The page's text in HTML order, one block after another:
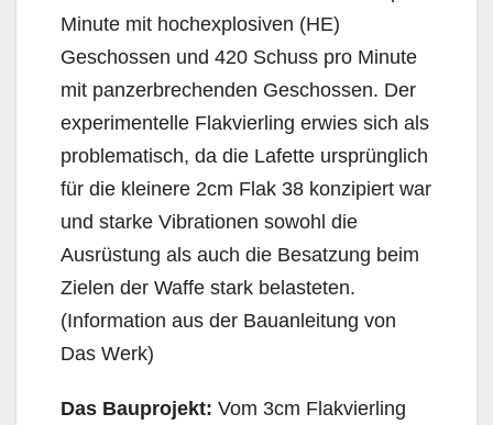
Minute mit hochexplosiven (HE)
Geschossen und 420 Schuss pro Minute
mit panzerbrechenden Geschossen. Der
experimentelle Flakvierling erwies sich als
problematisch, da die Lafette ursprünglich
für die kleinere 2cm Flak 38 konzipiert war
und starke Vibrationen sowohl die
Ausrüstung als auch die Besatzung beim
Zielen der Waffe stark belasteten.
(Information aus der Bauanleitung von
Das Werk)
Das Bauprojekt: Vom 3cm Flakvierling